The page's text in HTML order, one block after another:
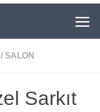
/ SALON
Sarkıt